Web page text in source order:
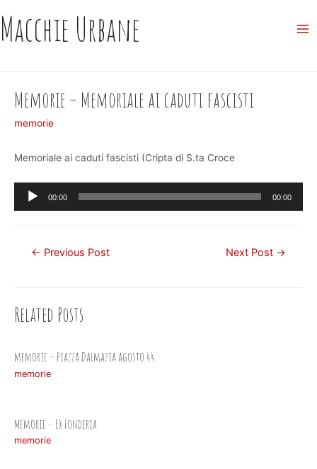
to
content
Macchie Urbane
Memorie – Memoriale ai caduti fascisti
memorie
Memoriale ai caduti fascisti (Cripta di S.ta Croce
Audio
00:00 00:00
Post← Previous Post Next Post →
Related Posts
memorie – Piazza Dalmazia agosto 44
memorie
Memorie – Ex Fonderia
memorie